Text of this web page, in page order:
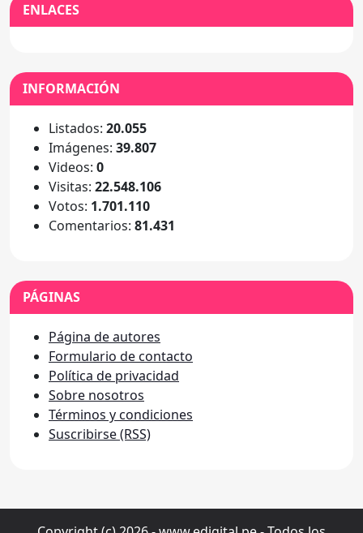
ENLACES
INFORMACIÓN
Listados: 20.055
Imágenes: 39.807
Videos: 0
Visitas: 22.548.106
Votos: 1.701.110
Comentarios: 81.431
PÁGINAS
Página de autores
Formulario de contacto
Política de privacidad
Sobre nosotros
Términos y condiciones
Suscribirse (RSS)